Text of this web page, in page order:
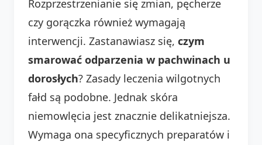
Rozprzestrzenianie się zmian, pęcherze
czy gorączka również wymagają
interwencji. Zastanawiasz się, czym
smarować odparzenia w pachwinach u
dorosłych? Zasady leczenia wilgotnych
fałd są podobne. Jednak skóra
niemowlęcia jest znacznie delikatniejsza.
Wymaga ona specyficznych preparatów i